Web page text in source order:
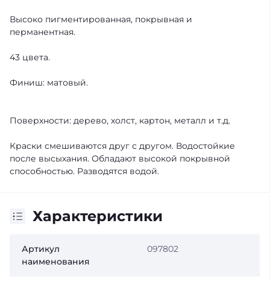
Высоко пигментированная, покрывная и
перманентная.
43 цвета.
Финиш: матовый.
Поверхности: дерево, холст, картон, металл и т.д.
Краски смешиваются друг с другом. Водостойкие
после высыхания. Обладают высокой покрывной
способностью. Разводятся водой.
Характеристики
Артикул
наименования
097802